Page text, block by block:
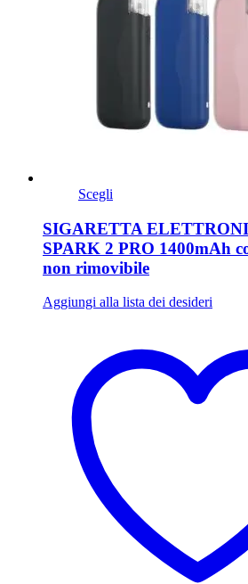
Scegli
SIGARETTA
SPARK 2 PRO 1400mAh
non rimovibile
Aggiungi alla lista dei desideri